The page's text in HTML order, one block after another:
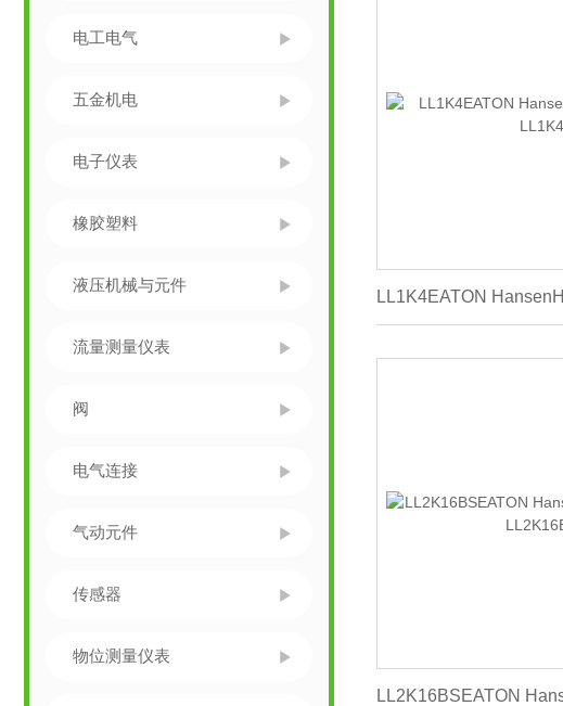
电工电气
五金机电
电子仪表
橡胶塑料
液压机械与元件
流量测量仪表
阀
电气连接
气动元件
传感器
物位测量仪表